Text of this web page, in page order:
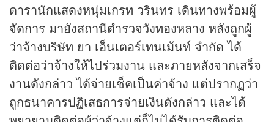
ดารานักแสดงหนุ่มเกรท วรินทร เดินทางพร้อมผู้
จัดการ มายังสถานีตำรวจวังทองหลาง หลังถูกผู้
ว่าจ้างบริษัท ยา เอ็นเตอร์เทนเม้นท์ จำกัด ได้
ติดต่อว่าจ้างให้ไปร่วมงาน และภายหลังจากเสร็จ
งานดังกล่าว ได้จ่ายเช็คเป็นค่าจ้าง แต่ปรากฏว่า
ถูกธนาคารปฏิเสธการจ่ายเงินดังกล่าว และได้